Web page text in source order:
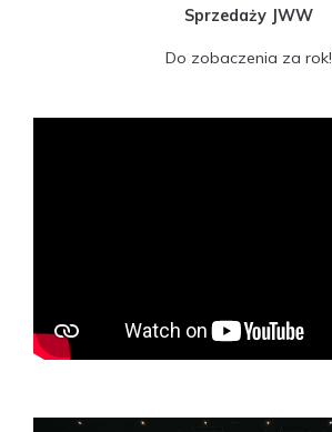
Sprzedaży JWW
Do zobaczenia za rok!